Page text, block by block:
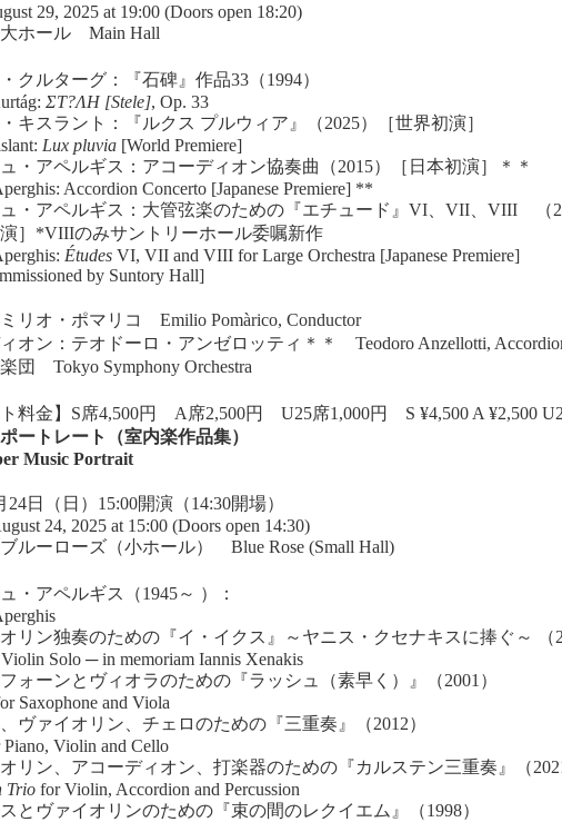
29, 2025 at 19:00 (Doors open 18:20)
大ホール Main Hall
クルターグ：『石碑』作品33（1994）
ΣΤ?ΛΗ [Stele], Op. 33
キスラント：『ルクス プルウィア』（2025）［世界初演］
Lux pluvia [World Premiere]
・アペルギス：アコーディオン協奏曲（2015）［日本初演］＊＊
Accordion Concerto [Japanese Premiere] **
・アペルギス：大管弦楽のための『エチュード』VI、VII、VIII （
演］*VIIIのみサントリーホール委嘱新作
Études VI, VII and VIII for Large Orchestra [Japanese Premiere]
by Suntory Hall]
リオ・ポマリコ Emilio Pomàrico, Conductor
オン：テオドーロ・アンゼロッティ＊＊ Teodoro Anzellotti,
団 Tokyo Symphony Orchestra
ト料金】S席4,500円 A席2,500円 U25席1,000円 S ¥4,500 A ¥2,500
ートレート（室内楽作品集）
Music Portrait
24日（日）15:00開演（14:30開場）
24, 2025 at 15:00 (Doors open 14:30)
ブルーローズ（小ホール） Blue Rose (Small Hall)
・アペルギス（1945～ ）：
リン独奏のための『イ・イクス』～ヤニス・クセナキスに捧ぐ～ （
Solo ─ in memoriam Iannis Xenakis
ォーンとヴィオラのための『ラッシュ（素早く）』（2001）
Saxophone and Viola
ヴァイオリン、チェロのための『三重奏』（2012）
Piano, Violin and Cello
リン、アコーディオン、打楽器のための『カルステン三重奏』（
Trio for Violin, Accordion and Percussion
とヴァイオリンのための『束の間のレクイエム』（1998）